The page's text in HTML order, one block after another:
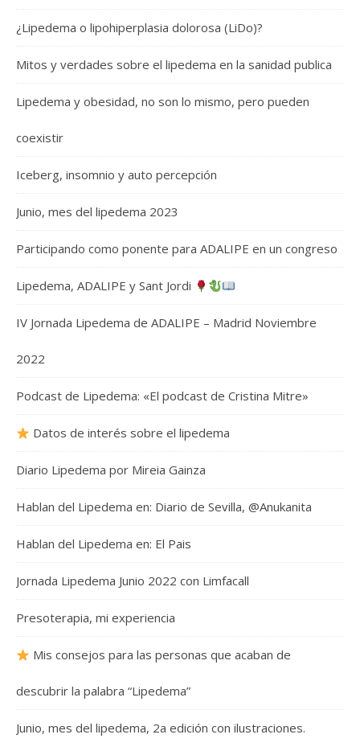
¿Lipedema o lipohiperplasia dolorosa (LiDo)?
Mitos y verdades sobre el lipedema en la sanidad publica
Lipedema y obesidad, no son lo mismo, pero pueden
coexistir
Iceberg, insomnio y auto percepción
Junio, mes del lipedema 2023
Participando como ponente para ADALIPE en un congreso
Lipedema, ADALIPE y Sant Jordi
IV Jornada Lipedema de ADALIPE – Madrid Noviembre
2022
Podcast de Lipedema: «El podcast de Cristina Mitre»
Datos de interés sobre el lipedema
Diario Lipedema por Mireia Gainza
Hablan del Lipedema en: Diario de Sevilla, @Anukanita
Hablan del Lipedema en: El Pais
Jornada Lipedema Junio 2022 con Limfacall
Presoterapia, mi experiencia
Mis consejos para las personas que acaban de
descubrir la palabra “Lipedema”
Junio, mes del lipedema, 2a edición con ilustraciones.